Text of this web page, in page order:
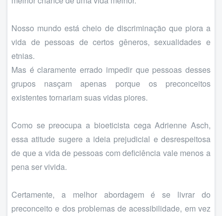
Nosso mundo está cheio de discriminação que piora a
vida de pessoas de certos gêneros, sexualidades e
etnias.
Mas é claramente errado impedir que pessoas desses
grupos nasçam apenas porque os preconceitos
existentes tornariam suas vidas piores.
Como se preocupa a bioeticista cega Adrienne Asch,
essa atitude sugere a ideia prejudicial e desrespeitosa
de que a vida de pessoas com deficiência vale menos a
pena ser vivida.
Certamente, a melhor abordagem é se livrar do
preconceito e dos problemas de acessibilidade, em vez